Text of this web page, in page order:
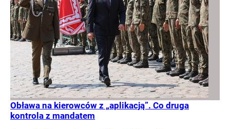
Obława na kierowców z „aplikacją”. Co druga
kontrola z mandatem